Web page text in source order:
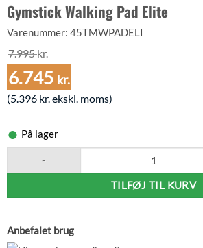
Gymstick Walking Pad Elite
Varenummer: 45TMWPADELI
7.995kr.
Den
oprindelige
pris
7.995 kr..
6.745 kr.
Den
pris
er:
6.745 kr..
(5.396 kr.ekskl. moms)
På lager
TILFØJ TIL KURV
Anbefalet brug